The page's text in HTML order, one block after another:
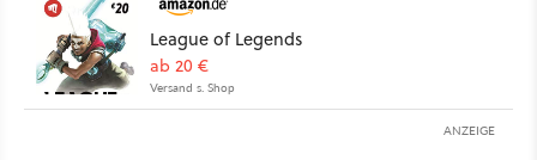
League of Legends
ab 20 €
Versand s. Shop
ANZEIGE